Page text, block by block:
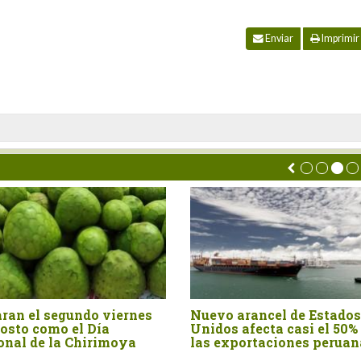
Enviar Imprimir
Nuevo arancel de Estados
Unidos afecta casi el 50% de
las exportaciones peruanas
Perú importó
por US$ 15.4
primer semestre